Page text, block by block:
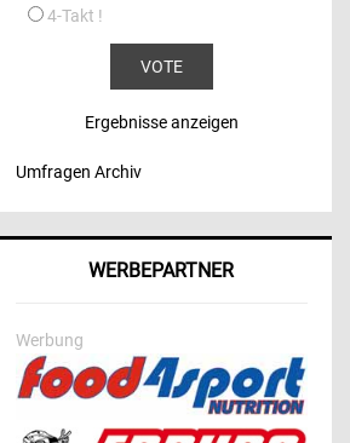
4-Takt !
Ergebnisse anzeigen
Umfragen Archiv
WERBEPARTNER
Werbung